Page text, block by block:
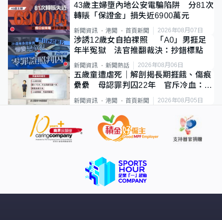
43歲主婦墮內地公安電騙陷阱 分81次
轉賬「保證金」損失近6900萬元
新聞資訊 港聞 首頁新聞 2026年08月07日
涉誘12歲女自拍祼照 「A0」男捱足
年半冤獄 法官推翻裁決：抄錯標點
新聞資訊 新聞熱話 2026年08月06日
五歲童遭虐死｜解剖揭長期捱餓、傷痕
纍纍 母認罪判囚22年 官斥冷血：同
類案最惡劣
新聞資訊 港聞 首頁新聞 2026年08月05日